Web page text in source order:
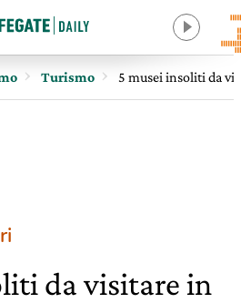
Turismo 5 musei insoliti da
da visitare in